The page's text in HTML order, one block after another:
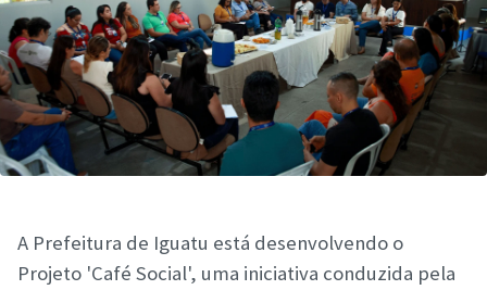
A Prefeitura de Iguatu está desenvolvendo o
Projeto 'Café Social', uma iniciativa conduzida pela